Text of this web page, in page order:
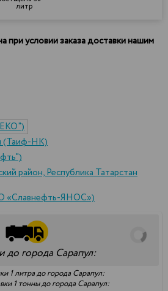
литр
при условии заказа доставки нашим
(Таиф-НК)
район, Республика Татарстан
«Славнефть-ЯНОС»)
до города Сарапул:
1 литра до города Сарапул:
1 тонны до города Сарапул: